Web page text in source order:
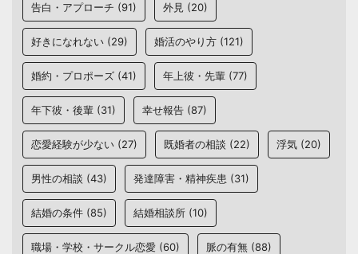
告白・アプローチ (91) 外見 (20)
好きになれない (29) 婚活のやり方 (121)
婚約・プロポーズ (41) 年上彼・先輩 (77)
年下彼・後輩 (31) 幸せ報告 (87)
恋愛経験が少ない (27) 既婚者の相談 (22) 浮気 (20)
男性の相談 (43) 発達障害・精神疾患 (31)
結婚の条件 (85) 結婚相談所 (10)
職場・学校・サークル恋愛 (60) 脈の有無 (88)